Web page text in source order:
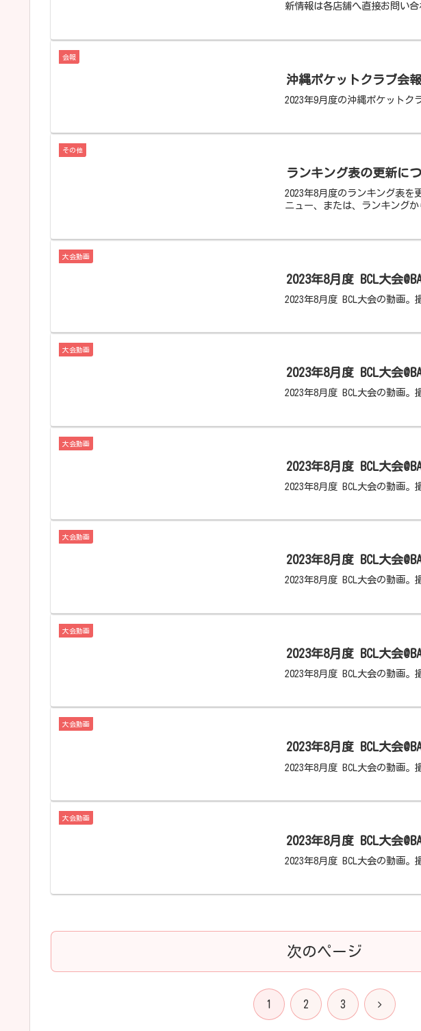
新情報は各店舗へ直接お問い合
会報
沖縄ポケットクラブ会
2023年9月度の沖縄ポケットク
その他
ランキング表の更新に
2023年8月度のランキング表を
ニュー、または、ランキングか
大会動画
2023年8月度 BCL大会
2023年8月度 BCL大会の動画。
大会動画
2023年8月度 BCL大会
2023年8月度 BCL大会の動画。
大会動画
2023年8月度 BCL大会
2023年8月度 BCL大会の動画。
大会動画
2023年8月度 BCL大会
2023年8月度 BCL大会の動画。
大会動画
2023年8月度 BCL大会
2023年8月度 BCL大会の動画。
大会動画
2023年8月度 BCL大会
2023年8月度 BCL大会の動画。
大会動画
2023年8月度 BCL大会
2023年8月度 BCL大会の動画。
次のページ
1 2 3 次